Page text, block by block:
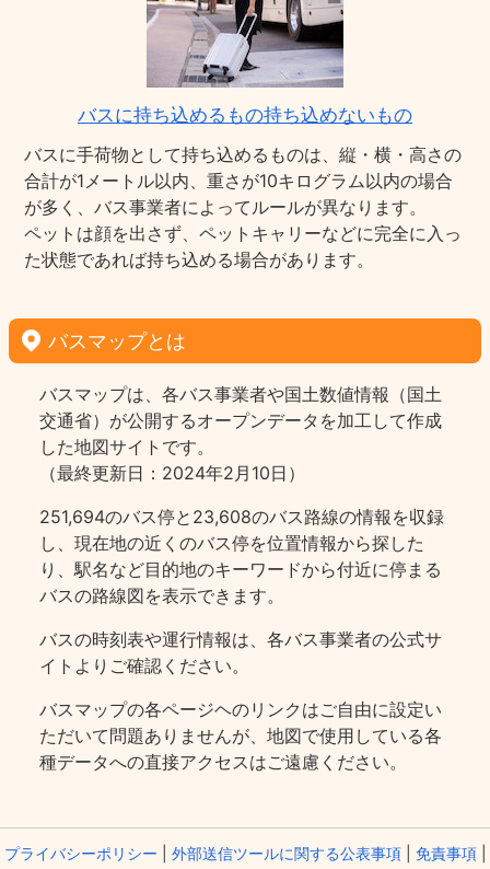
バスに持ち込めるもの持ち込めないもの
バスに手荷物として持ち込めるものは、縦・横・高さの
合計が1メートル以内、重さが10キログラム以内の場合
が多く、バス事業者によってルールが異なります。
ペットは顔を出さず、ペットキャリーなどに完全に入っ
た状態であれば持ち込める場合があります。
バスマップとは
バスマップは、各バス事業者や国土数値情報（国土
交通省）が公開するオープンデータを加工して作成
した地図サイトです。
（最終更新日：2024年2月10日）
251,694のバス停と23,608のバス路線の情報を収録
し、現在地の近くのバス停を位置情報から探した
り、駅名など目的地のキーワードから付近に停まる
バスの路線図を表示できます。
バスの時刻表や運行情報は、各バス事業者の公式サ
イトよりご確認ください。
バスマップの各ページヘのリンクはご自由に設定い
ただいて問題ありませんが、地図で使用している各
種データへの直接アクセスはご遠慮ください。
プライバシーポリシー 外部送信ツールに関する公表事項| 免責事項|